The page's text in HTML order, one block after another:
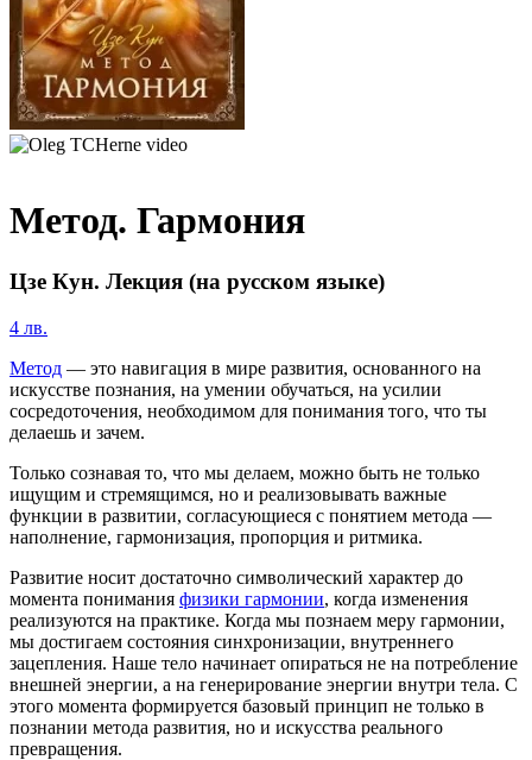
Метод. Гармония
Цзе Кун. Лекция (на русском языке)
4 лв.
Метод — это навигация в мире развития, основанного на
искусстве познания, на умении обучаться, на усилии
сосредоточения, необходимом для понимания того, что ты
делаешь и зачем.
Только сознавая то, что мы делаем, можно быть не только
ищущим и стремящимся, но и реализовывать важные
функции в развитии, согласующиеся с понятием метода —
наполнение, гармонизация, пропорция и ритмика.
Развитие носит достаточно символический характер до
момента понимания физики гармонии, когда изменения
реализуются на практике. Когда мы познаем меру гармонии,
мы достигаем состояния синхронизации, внутреннего
зацепления. Наше тело начинает опираться не на потребление
внешней энергии, а на генерирование энергии внутри тела. С
этого момента формируется базовый принцип не только в
познании метода развития, но и искусства реального
превращения.